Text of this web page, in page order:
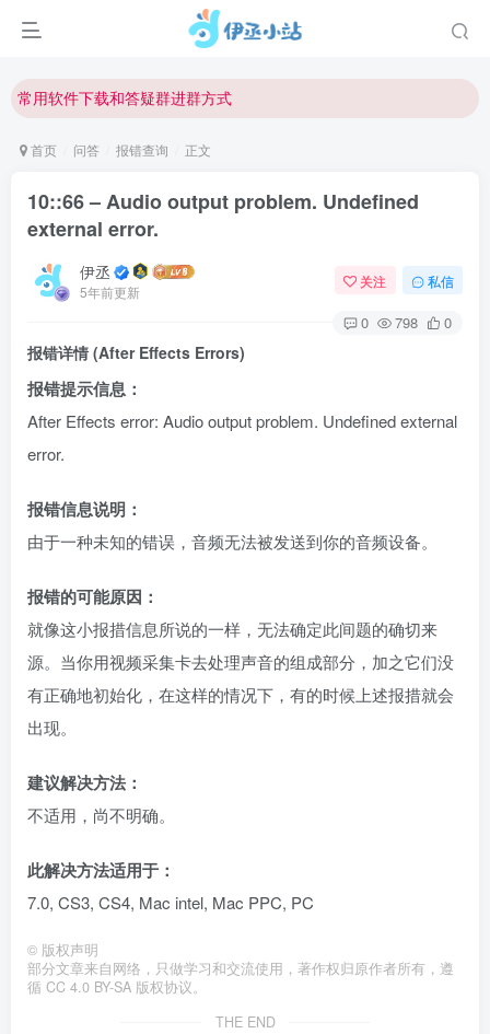
欢迎反馈网站中存在的问题和建议！
常用软件下载和答疑群进群方式
欢迎访问伊丞小站！
首页 问答 报错查询 正文
10::66 – Audio output problem. Undefined
external error.
伊丞
5年前更新
关注 私信
0 798 0
报错详情 (After Effects Errors)
报错提示信息：
After Effects error: Audio output problem. Undefined external
error.
报错信息说明：
由于一种未知的错误，音频无法被发送到你的音频设备。
报错的可能原因：
就像这小报措信息所说的一样，无法确定此间题的确切来
源。当你用视频采集卡去处理声音的组成部分，加之它们没
有正确地初始化，在这样的情况下，有的时候上述报措就会
出现。
建议解决方法：
不适用，尚不明确。
此解决方法适用于：
7.0, CS3, CS4, Mac intel, Mac PPC, PC
© 版权声明
部分文章来自网络，只做学习和交流使用，著作权归原作者所有，遵
循 CC 4.0 BY-SA 版权协议。
THE END